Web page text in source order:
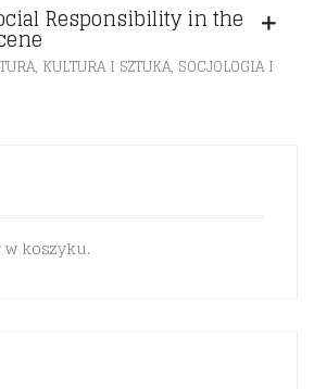
Responsibility in the
, KULTURA I SZTUKA, SOCJOLOGIA I
koszyku.